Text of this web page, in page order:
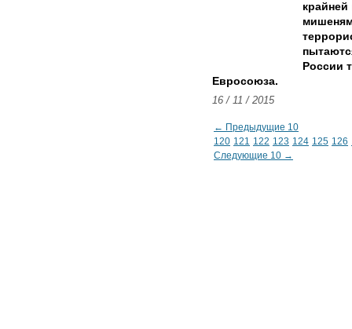
России
Евросоюза.
16 / 11 / 2015
← Предыдущие 10
120 121 122 123 124 125 126
Следующие 10 →